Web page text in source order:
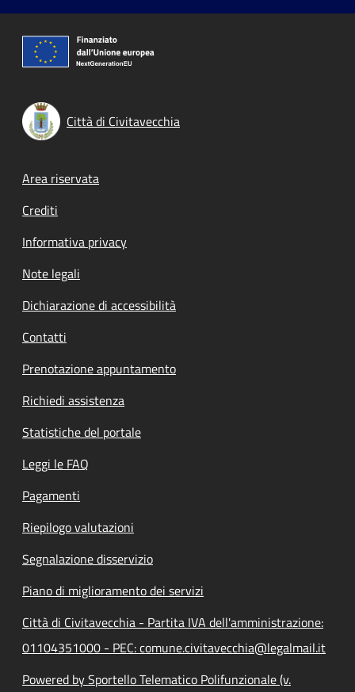
Città di Civitavecchia
Footer menu
Area riservata
Crediti
Informativa privacy
Note legali
Dichiarazione di accessibilità
Contatti
Prenotazione appuntamento
Richiedi assistenza
Statistiche del portale
Leggi le FAQ
Pagamenti
Riepilogo valutazioni
Segnalazione disservizio
Piano di miglioramento dei servizi
Città di Civitavecchia - Partita IVA dell'amministrazione:
01104351000 - PEC: comune.civitavecchia@legalmail.it
Powered by Sportello Telematico Polifunzionale (v.